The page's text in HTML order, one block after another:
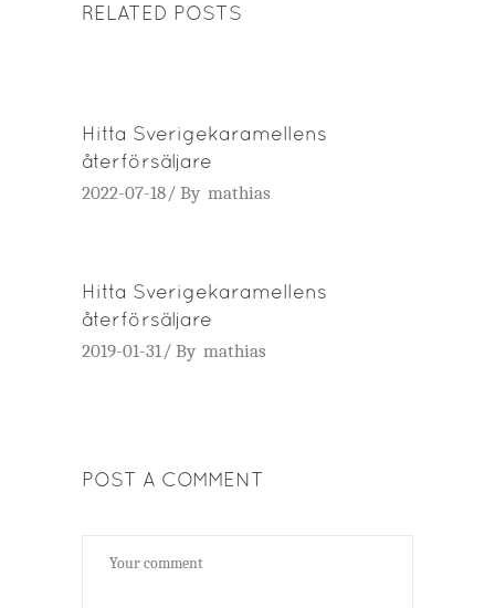
RELATED POSTS
Hitta Sverigekaramellens
återförsäljare
2022-07-18 By mathias
Hitta Sverigekaramellens
återförsäljare
2019-01-31 By mathias
POST A COMMENT